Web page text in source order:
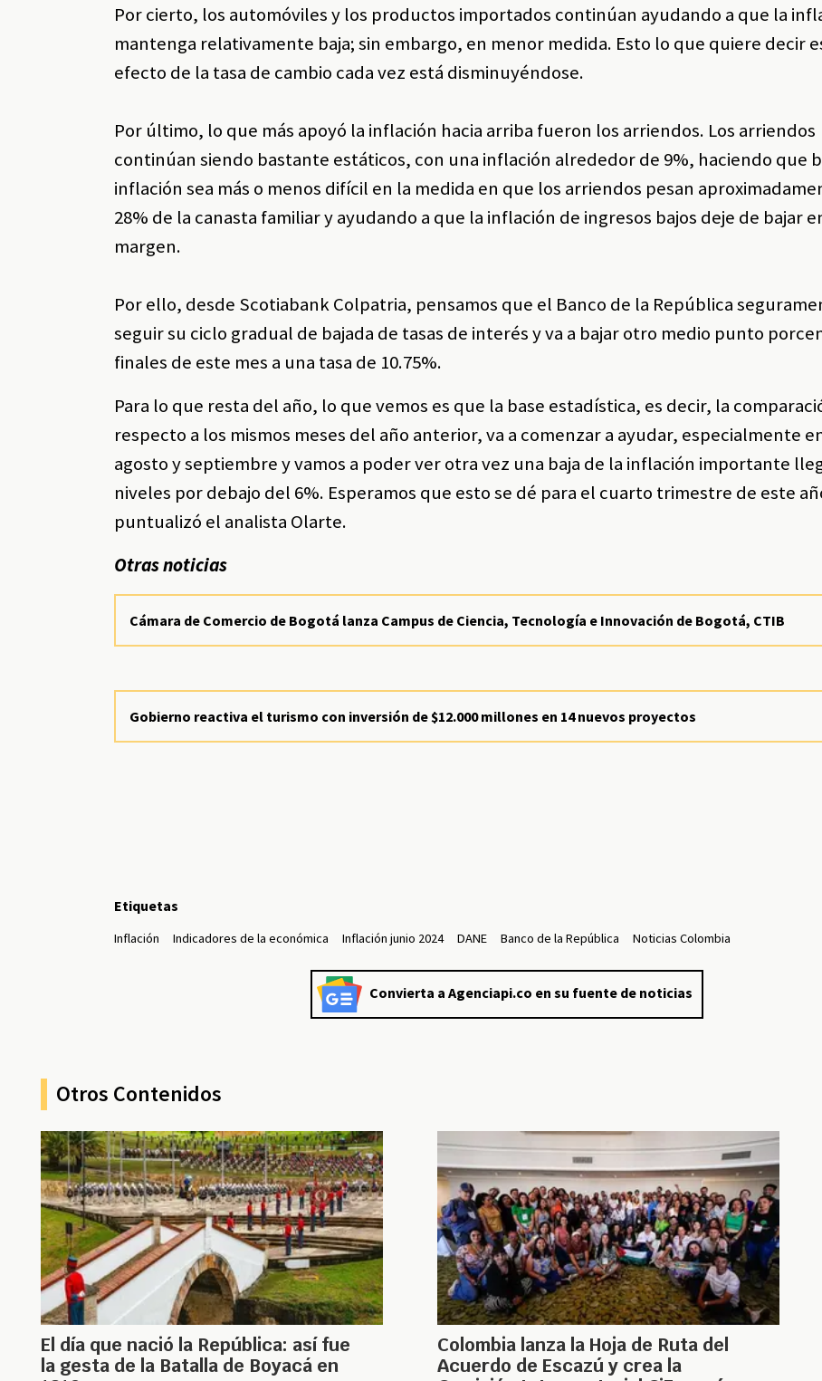
Por cierto, los automóviles y los productos importados continúan ayudando a que la
mantenga relativamente baja; sin embargo, en menor medida. Esto lo que quiere decir
efecto de la tasa de cambio cada vez está disminuyéndose.
Por último, lo que más apoyó la inflación hacia arriba fueron los arriendos. Los arriendos
continúan siendo bastante estáticos, con una inflación alrededor de 9%, haciendo que
inflación sea más o menos difícil en la medida en que los arriendos pesan
28% de la canasta familiar y ayudando a que la inflación de ingresos bajos deje de bajar
margen.
Por ello, desde Scotiabank Colpatria, pensamos que el Banco de la República
seguir su ciclo gradual de bajada de tasas de interés y va a bajar otro medio punto
finales de este mes a una tasa de 10.75%.
Para lo que resta del año, lo que vemos es que la base estadística, es decir, la
respecto a los mismos meses del año anterior, va a comenzar a ayudar, especialmente
agosto y septiembre y vamos a poder ver otra vez una baja de la inflación importante
niveles por debajo del 6%. Esperamos que esto se dé para el cuarto trimestre de este
puntualizó el analista Olarte.
Otras noticias
Cámara de Comercio de Bogotá lanza Campus de Ciencia, Tecnología e Innovación de Bogotá, CTIB
Gobierno reactiva el turismo con inversión de $12.000 millones en 14 nuevos proyectos
Etiquetas
Inflación Indicadores de la económica Inflación junio 2024 DANE Banco de la República Noticias Colombia
Convierta a Agenciapi.co en su fuente de noticias
Otros Contenidos
El día que nació la República: así fue
la gesta de la Batalla de Boyacá en
Colombia lanza la Hoja de Ruta del
Acuerdo de Escazú y crea la